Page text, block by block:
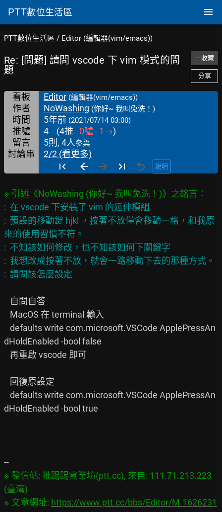
PTT數位生活區
PTT數位生活區 / Editor (編輯器(vim/emacs))
Re: [問題] 請問 vscode 下 vim 模式的問
題
＋收藏
分享
看板 Editor (編輯器(vim/emacs))
作者 NoWashing (你好~ 我叫免洗！)
時間 5年前 (2021/07/14 03:00)
推噓 4 (4推 0噓 1 →)
留言
5則, 4人參與
討論串 2/2 (看更多)
說明
:  在 vscode 下安裝了 vim 的延伸模組
:  預設的移動鍵 hjkl ，按著不放僅會移動一格，和我原
來的使用習慣不符。
:  不知該如何修改，也不知該如何下關鍵字
:  我想改成按著不放，就會一路移動下去的那種方式。
dHoldEnabled -bool false
dHoldEnabled -bool true
※ 發信站: 批踢踢實業坊(ptt.cc), 來自: 111.71.213.223
(臺灣)
※ 文章網址: https://www.ptt.cc/bbs/Editor/M.1626231